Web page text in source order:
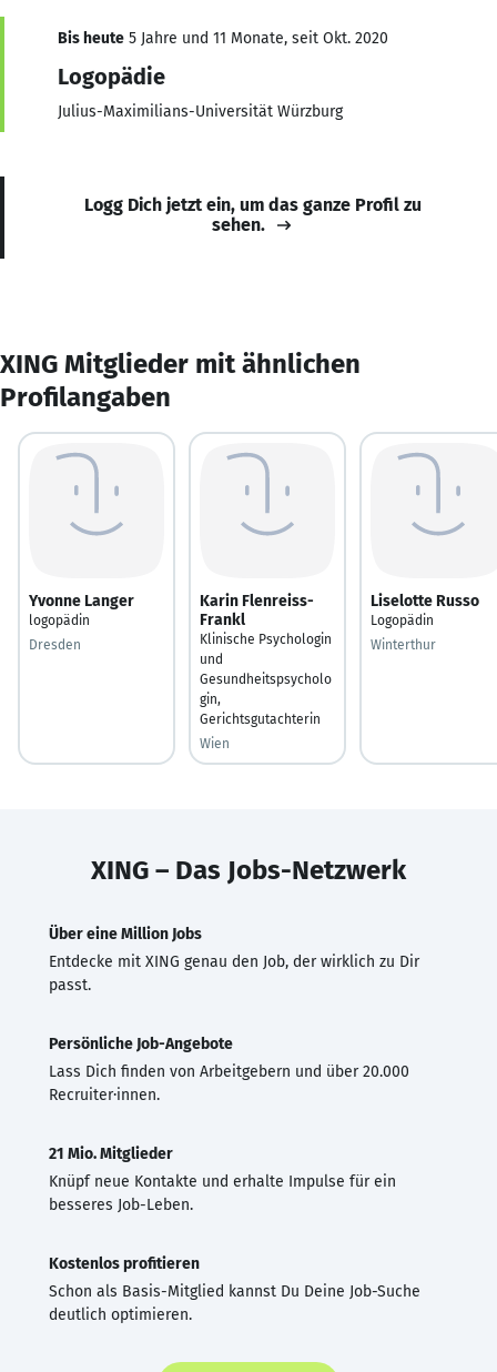
Bis heute 5 Jahre und 11 Monate, seit Okt. 2020
Logopädie
Julius-Maximilians-Universität Würzburg
Logg Dich jetzt ein, um das ganze Profil zu
sehen.
XING Mitglieder mit ähnlichen
Profilangaben
Yvonne Langer
logopädin
Dresden
Karin Flenreiss-
Frankl
Klinische Psychologin
und
Gesundheitspsycholo
gin,
Gerichtsgutachterin
Wien
Liselotte Russo
Logopädin
Winterthur
XING – Das Jobs-Netzwerk
Über eine Million Jobs
Entdecke mit XING genau den Job, der wirklich zu Dir
passt.
Persönliche Job-Angebote
Lass Dich finden von Arbeitgebern und über 20.000
Recruiter·innen.
21 Mio. Mitglieder
Knüpf neue Kontakte und erhalte Impulse für ein
besseres Job-Leben.
Kostenlos profitieren
Schon als Basis-Mitglied kannst Du Deine Job-Suche
deutlich optimieren.